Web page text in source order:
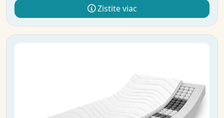
Zistite viac